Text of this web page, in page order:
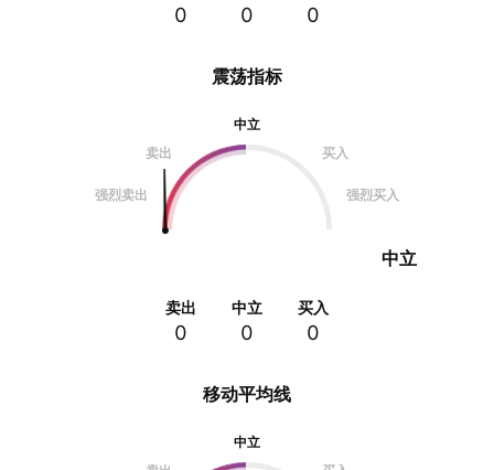
震荡指标
中立
卖出
买入
强烈卖出 强烈买入
中立
卖出
0
中立
0
买入
0
0 0 0
移动平均线
中立